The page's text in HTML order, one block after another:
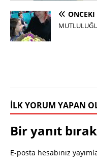
ÖNCEKI
İLK YORUM YAPAN
Bir yanıt
E-posta hesabınız